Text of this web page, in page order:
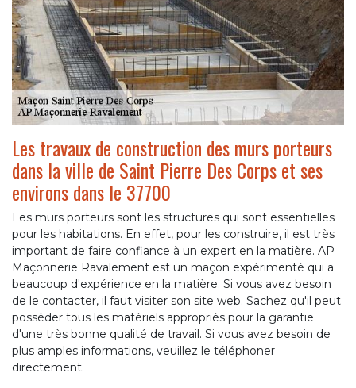
Les travaux de construction des murs porteurs
dans la ville de Saint Pierre Des Corps et ses
environs dans le 37700
Les murs porteurs sont les structures qui sont essentielles
pour les habitations. En effet, pour les construire, il est très
important de faire confiance à un expert en la matière. AP
Maçonnerie Ravalement est un maçon expérimenté qui a
beaucoup d'expérience en la matière. Si vous avez besoin
de le contacter, il faut visiter son site web. Sachez qu'il peut
posséder tous les matériels appropriés pour la garantie
d'une très bonne qualité de travail. Si vous avez besoin de
plus amples informations, veuillez le téléphoner
directement.